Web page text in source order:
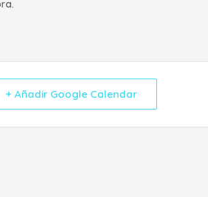
+ Añadir Google Calendar